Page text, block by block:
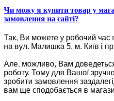
Чи можу я купити товар у
замовлення на сайті?
Так, Ви можете у робочий час
на вул. Малишка 5, м. Київ і
Але, можливо, Вам
роботу. Тому для Вашої
зробити замовлення
вам ще сподобається в